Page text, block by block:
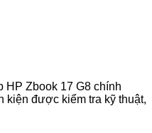
HP Zbook 17 G8 chính
kiện được kiểm tra kỹ thuật,